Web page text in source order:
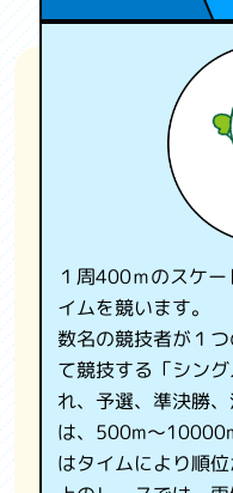
実行委員会情報
国スポ・全障スポに
関係機関リンク集
利用規約
プライバシーポリシ
１周400ｍのスケ
イムを競います。
数名の競技者が１
て競技する「シン
れ、予選、準決勝
は、500m～
はタイムにより順